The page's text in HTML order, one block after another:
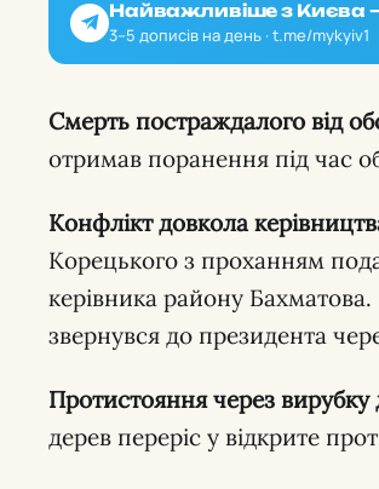
Найважливіше з Києва
3–5 дописів на день · t.me/mykyiv1
Смерть постраждалого від
отримав поранення під час
Конфлікт довкола
Корецького з проханням
керівника району
звернувся до президента
Протистояння через
дерев переріс у відкрите